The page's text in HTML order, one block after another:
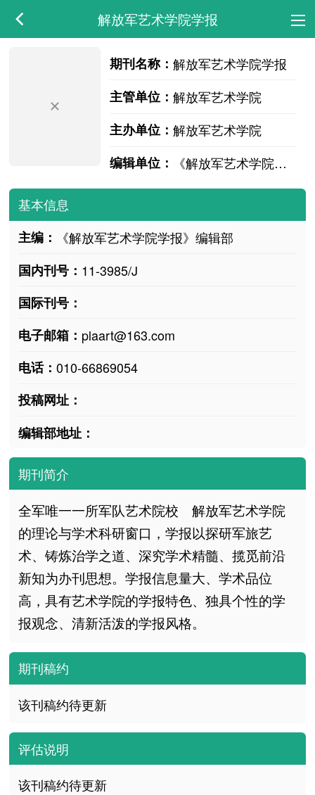
解放军艺术学院学报
期刊名称： 解放军艺术学院学报
主管单位： 解放军艺术学院
主办单位： 解放军艺术学院
编辑单位：
《解放军艺术学院学报》编辑部
基本信息
主编：
《解放军艺术学院学报》编辑部
国内刊号： 11-3985/J
国际刊号：
电子邮箱： plaart@163.com
电话： 010-66869054
投稿网址：
编辑部地址：
期刊简介
全军唯一一所军队艺术院校 解放军艺术学院
的理论与学术科研窗口，学报以探研军旅艺
术、铸炼治学之道、深究学术精髓、揽觅前沿
新知为办刊思想。学报信息量大、学术品位
高，具有艺术学院的学报特色、独具个性的学
报观念、清新活泼的学报风格。
期刊稿约
该刊稿约待更新
评估说明
该刊稿约待更新